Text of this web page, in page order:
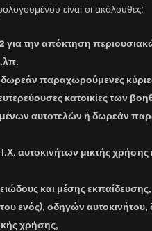
είναι οι ακόλουθες:
την απόκτηση
παραχωρούμενες
κατοικίες των
αυτοτελών ή δωρεάν
αυτοκινήτων μικτής χρήσης
και μέσης εκπαίδευσης,
ενός), οδηγών
χρήσης,